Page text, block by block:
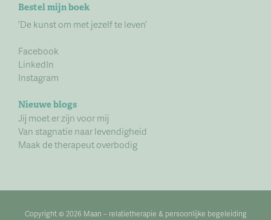
Bestel mijn boek
‘De kunst om met jezelf te leven’
Facebook
LinkedIn
Instagram
Nieuwe blogs
Jij moet er zijn voor mij
Van stagnatie naar levendigheid
Maak de therapeut overbodig
Copyright © 2026 Maan – relatietherapie & persoonlijke begeleiding